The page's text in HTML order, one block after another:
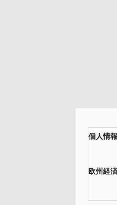
個人情
欧州経